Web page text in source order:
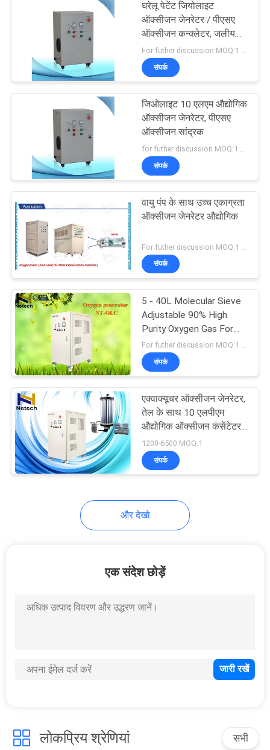
ओजोन जेनरेटर पार्ट्स
वाणिज्यिक ओजोन जेनरेटर
341
घरेलू ओजोन जेनरेटर
452
होटल ओजोन मशीन
खाद्य ओजोन जेनरेटर
तैरना पूल ओजोन जेनरेटर
घरेलू पेटेंट जियोलाइट
ऑक्सीजन जेनरेटर / पीएसए
ऑक्सीजन कन्क्लेटर, जलीय
कृषि वेल्डिंग के लिए
संपर्क
जिओलाइट 10 एलएम औद्योगिक
ऑक्सीजन जेनरेटर, पीएसए
ऑक्सीजन सांद्रक
संपर्क
वायु पंप के साथ उच्च एकाग्रता
ऑक्सीजन जेनरेटर औद्योगिक
संपर्क
5 - 40L Molecular Sieve
Adjustable 90% High
Purity Oxygen Gas For
Industrial Use
For futher discussion MOQ:1 set
संपर्क
एक्वाक्यूचर ऑक्सीजन जेनरेटर,
तेल के साथ 10 एलपीएम
औद्योगिक ऑक्सीजन कंसेंटेटर -
फ्री एयर कंप्रेसर
1200-6500 MOQ:1
संपर्क
और देखो
एक संदेश छोड़ें
लोकप्रिय श्रेणियां सभी